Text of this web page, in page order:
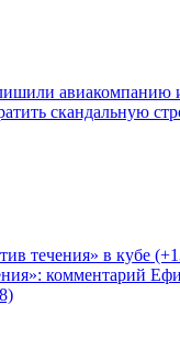
авиакомпанию
скандальную
течения» в кубе
комментарий